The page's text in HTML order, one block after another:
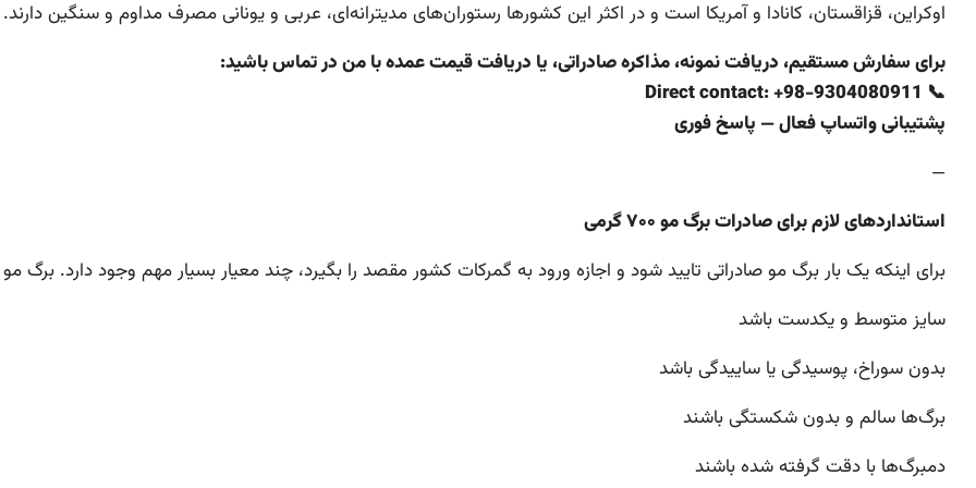
اوکراین، قزاقستان، کانادا و آمریکا است و در اکثر این کشورها رستوران‌های مدیترانه‌ای، عربی و یونانی مصرف مداوم و سنگین دارند.
برای سفارش مستقیم، دریافت نمونه، مذاکره صادراتی، یا دریافت قیمت عمده با من در تماس باشید:
📞 Direct contact: +98-9304080911
پشتیبانی واتساپ فعال — پاسخ فوری
—
استانداردهای لازم برای صادرات برگ مو ۷۰۰ گرمی
برای اینکه یک بار برگ مو صادراتی تایید شود و اجازه ورود به گمرکات کشور مقصد را بگیرد، چند معیار بسیار مهم وجود دارد. برگ مو
سایز متوسط و یکدست باشد
بدون سوراخ، پوسیدگی یا ساییدگی باشد
برگ‌ها سالم و بدون شکستگی باشند
دمبرگ‌ها با دقت گرفته شده باشند